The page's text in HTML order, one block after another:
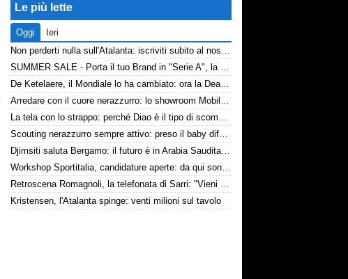
Le più lette
Oggi
Ieri
Non perderti nulla sull'Atalanta: iscriviti subito al nostro canale WhatsApp!
SUMMER SALE - Porta il tuo Brand in "Serie A", la tua azienda e professione titolare nel cuore dell'Atalanta
De Ketelaere, il Mondiale lo ha cambiato: ora la Dea riparte da lui
Arredare con il cuore nerazzurro: lo showroom Mobilmondo a Osio Sotto. Quando essere di fede atalantina conviene
La tela con lo strappo: perché Diao è il tipo di scommessa che Giuntoli ama
Scouting nerazzurro sempre attivo: preso il baby difensore 2010 Levačić
Djimsiti saluta Bergamo: il futuro è in Arabia Saudita! Tre milioni e firma biennale
Workshop Sportitalia, candidature aperte: da qui sono passate firme di Serie A
Retroscena Romagnoli, la telefonata di Sarri: "Vieni con me a Bergamo"
Kristensen, l'Atalanta spinge: venti milioni sul tavolo